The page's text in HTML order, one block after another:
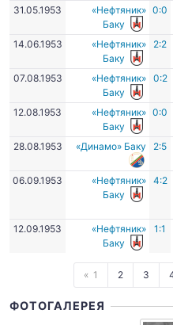
31.05.1953
«Нефтяник»
Баку
0:0
14.06.1953
«Нефтяник»
Баку
2:2
07.08.1953
«Нефтяник»
Баку
0:2
12.08.1953
«Нефтяник»
Баку
0:0
28.08.1953
«Динамо» Баку 2:5
06.09.1953
«Нефтяник»
Баку
4:2
12.09.1953
«Нефтяник»
Баку
1:1
1 2 3
ФОТОГАЛЕРЕЯ